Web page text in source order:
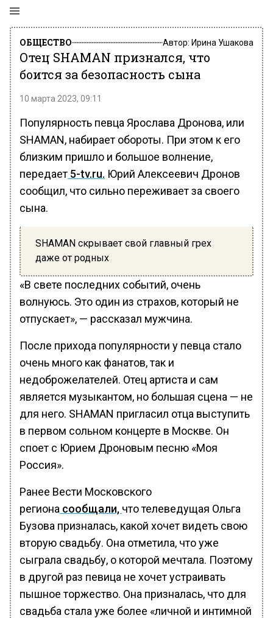
ОБЩЕСТВО Автор: Ирина Ушакова
Отец SHAMAN признался, что
боится за безопасность сына
10 марта 2023, 09:11
Популярность певца Ярослава Дронова, или
SHAMAN, набирает обороты. При этом к его
близким пришло и большое волнение,
передает 5-tv.ru. Юрий Алексеевич Дронов
сообщил, что сильно переживает за своего
сына.
SHAMAN скрывает свой главный грех
даже от родных
«В свете последних событий, очень
волнуюсь. Это один из страхов, который не
отпускает», — рассказал мужчина.
После прихода популярности у певца стало
очень много как фанатов, так и
недоброжелателей. Отец артиста и сам
является музыкантом, но большая сцена — не
для него. SHAMAN пригласил отца выступить
в первом сольном концерте в Москве. Он
споет с Юрием Дроновым песню «Моя
Россия».
Ранее Вести Московского
региона сообщали, что телеведущая Ольга
Бузова призналась, какой хочет видеть свою
вторую свадьбу. Она отметила, что уже
сыграла свадьбу, о которой мечтала. Поэтому
в другой раз певица не хочет устраивать
пышное торжество. Она призналась, что для
свадьба стала уже более «личной и интимной